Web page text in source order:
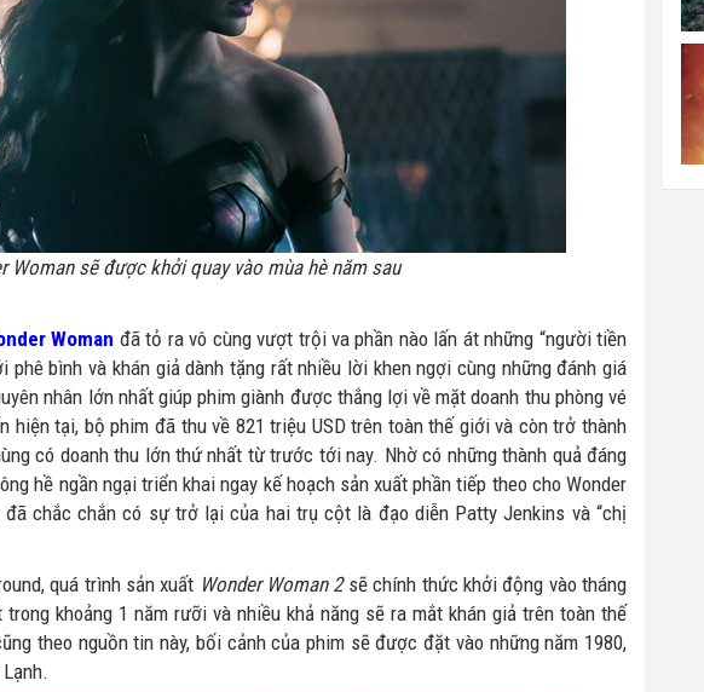
Woman sẽ được khởi quay vào mùa hè năm sau
Woman đã tỏ ra vô cùng vượt trội va phần nào lấn át những “người tiền
phê bình và khán giả dành tặng rất nhiều lời khen ngợi cùng những đánh giá
nhân lớn nhất giúp phim giành được thắng lợi về mặt doanh thu phòng vé
hiện tại, bộ phim đã thu về 821 triệu USD trên toàn thế giới và còn trở thành
có doanh thu lớn thứ nhất từ trước tới nay. Nhờ có những thành quả đáng
hề ngần ngại triển khai ngay kế hoạch sản xuất phần tiếp theo cho Wonder
chắc chắn có sự trở lại của hai trụ cột là đạo diễn Patty Jenkins và “chị
quá trình sản xuất Wonder Woman 2sẽ chính thức khởi động vào tháng
khoảng 1 năm rưỡi và nhiều khả năng sẽ ra mắt khán giả trên toàn thế
theo nguồn tin này, bối cảnh của phim sẽ được đặt vào những năm 1980,